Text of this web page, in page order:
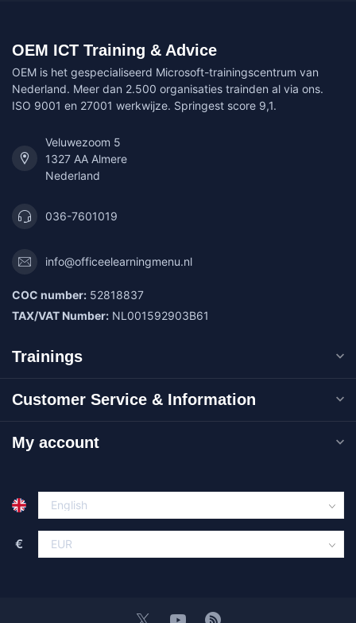
OEM ICT Training & Advice
OEM is het gespecialiseerd Microsoft-trainingscentrum van
Nederland. Meer dan 2.500 organisaties trainden al via ons.
ISO 9001 en 27001 werkwijze. Springest score 9,1.
Veluwezoom 5
1327 AA Almere
Nederland
036-7601019
info@officeelearningmenu.nl
COC number: 52818837
TAX/VAT Number: NL001592903B61
Trainings
Customer Service & Information
My account
€